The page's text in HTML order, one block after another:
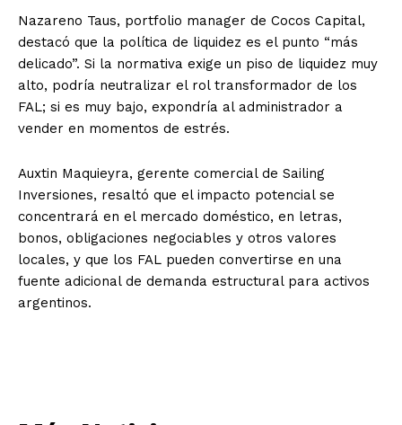
Nazareno Taus, portfolio manager de Cocos Capital,
destacó que la política de liquidez es el punto “más
delicado”. Si la normativa exige un piso de liquidez muy
alto, podría neutralizar el rol transformador de los
FAL; si es muy bajo, expondría al administrador a
vender en momentos de estrés.
Auxtin Maquieyra, gerente comercial de Sailing
Inversiones, resaltó que el impacto potencial se
concentrará en el mercado doméstico, en letras,
bonos, obligaciones negociables y otros valores
locales, y que los FAL pueden convertirse en una
fuente adicional de demanda estructural para activos
argentinos.